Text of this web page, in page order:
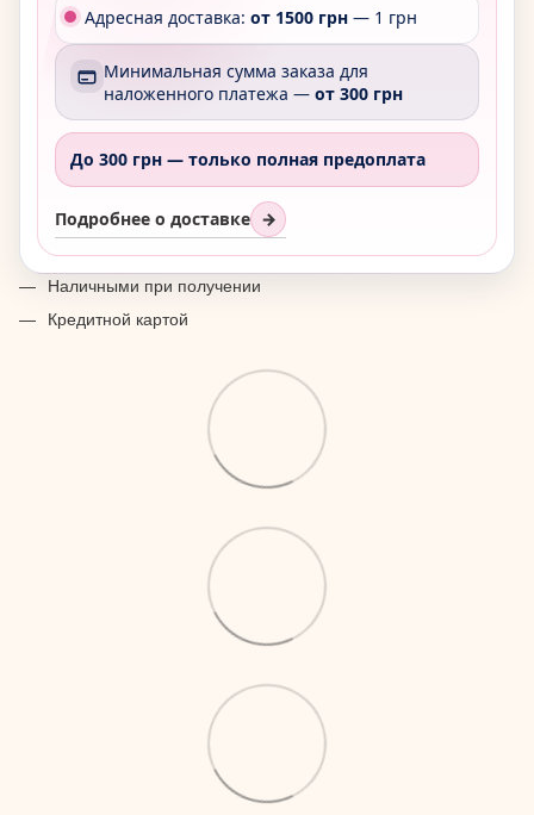
Адресная доставка: от 1500 грн — 1 грн
Минимальная сумма заказа для
наложенного платежа — от 300 грн
До 300 грн — только полная предоплата
Подробнее о доставке →
Наличными при получении
Кредитной картой